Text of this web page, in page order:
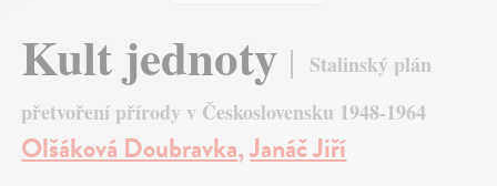
Kult jednoty
Stalinský plán
přetvoření přírody v Československu 1948-1964
Olšáková Doubravka,Janáč Jiří